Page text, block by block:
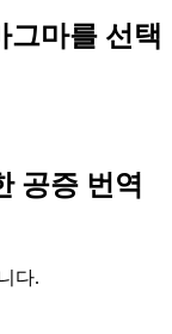
그마를 선택
공증 번역
다.